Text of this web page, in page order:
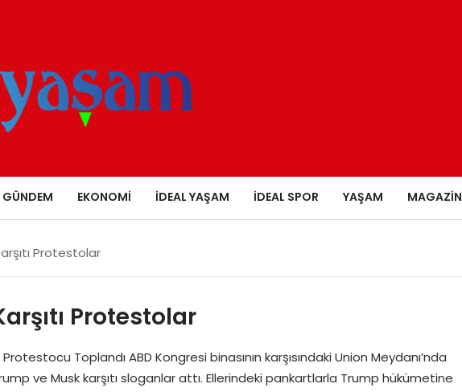
GÜNDEM EKONOMI İDEAL YAŞAM İDEAL SPOR YAŞAM MAGAZIN
Protestolar
Protestolar
Toplandı ABD Kongresi binasının karşısındaki Union Meydanı’nda
ve Musk karşıtı sloganlar attı. Ellerindeki pankartlarla Trump hükümetine